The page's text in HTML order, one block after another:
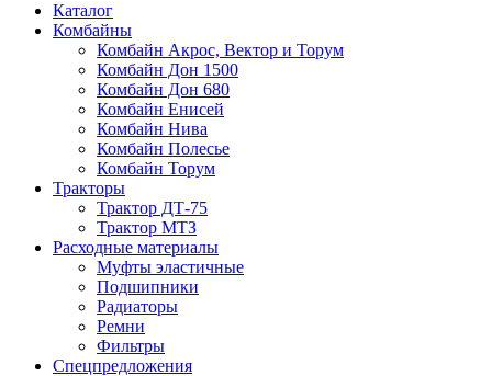
Каталог
Комбайны
Комбайн Акрос, Вектор и Торум
Комбайн Дон 1500
Комбайн Дон 680
Комбайн Енисей
Комбайн Нива
Комбайн Полесье
Комбайн Торум
Тракторы
Трактор ДТ-75
Трактор МТЗ
Расходные материалы
Муфты эластичные
Подшипники
Радиаторы
Ремни
Фильтры
Спецпредложения